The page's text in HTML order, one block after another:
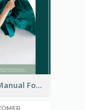
Training Manual For Cleaning Service